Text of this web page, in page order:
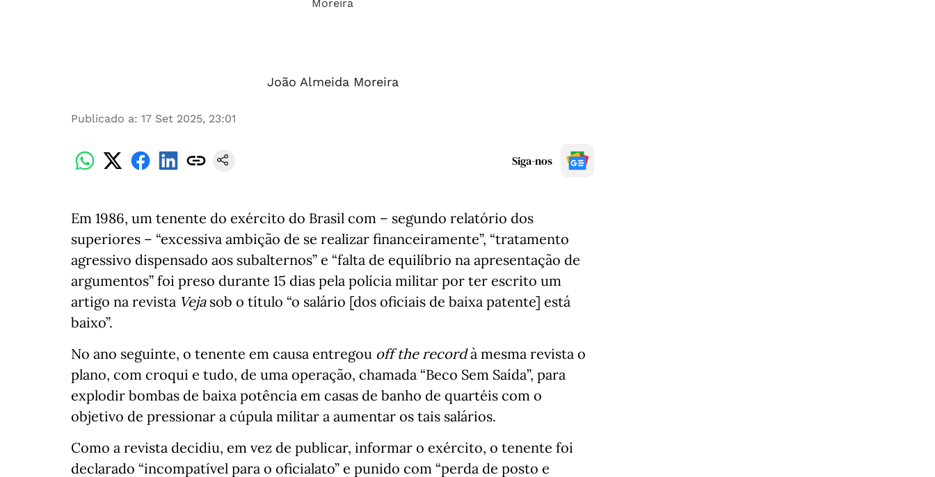
João Almeida Moreira
Publicado a: 17 Set 2025, 23:01
Siga-nos
Em 1986, um tenente do exército do Brasil com – segundo relatório dos
superiores – “excessiva ambição de se realizar financeiramente”, “tratamento
agressivo dispensado aos subalternos” e “falta de equilíbrio na apresentação de
argumentos” foi preso durante 15 dias pela polícia militar por ter escrito um
artigo na revista Vejasob o título “o salário [dos oficiais de baixa patente] está
baixo”.
No ano seguinte, o tenente em causa entregou off the recordà mesma revista o
plano, com croqui e tudo, de uma operação, chamada “Beco Sem Saída”, para
explodir bombas de baixa potência em casas de banho de quartéis com o
objetivo de pressionar a cúpula militar a aumentar os tais salários.
Como a revista decidiu, em vez de publicar, informar o exército, o tenente foi
declarado “incompatível para o oficialato” e punido com “perda de posto e